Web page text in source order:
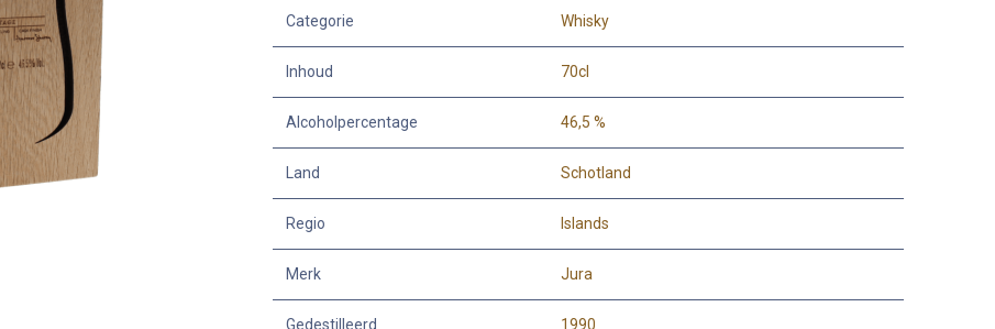
Categorie Whisky
Inhoud 70cl
Alcoholpercentage 46,5 %
Land Schotland
Regio Islands
Merk Jura
Gedestilleerd 1990